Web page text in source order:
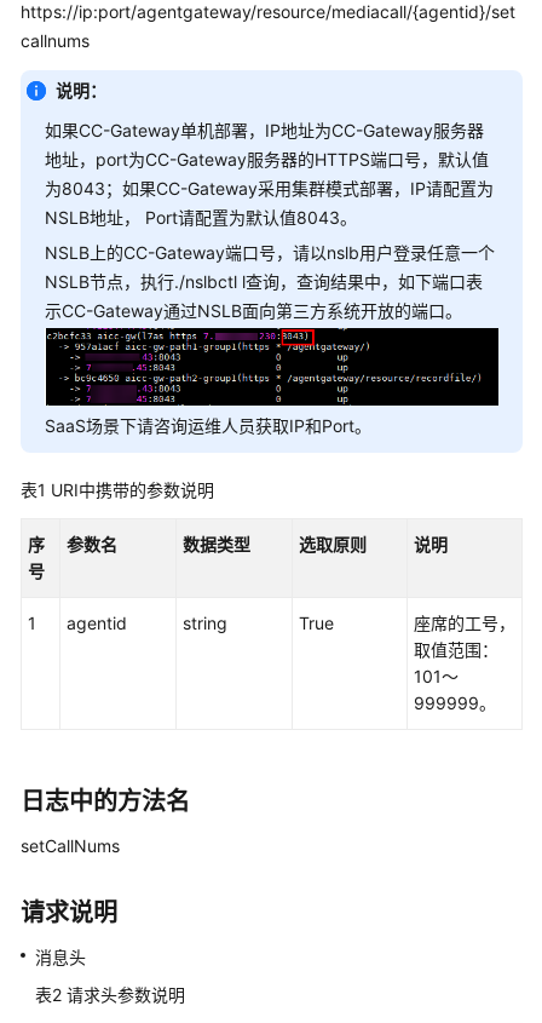
指
格
说
明
开
发
指
南
API
参
考
接
鉴
式
类
接
口
考
（API
Fabric）
座
https://ip:port/agentgateway/resource/mediacall/{agentid}/set
callnums
说明：
如果CC-Gateway单机部署，IP地址为CC-Gateway服务器
地址，port为CC-Gateway服务器的HTTPS端口号，默认值
为8043；如果CC-Gateway采用集群模式部署，IP请配置为
NSLB地址， Port请配置为默认值8043。
NSLB上的CC-Gateway端口号，请以nslb用户登录任意一个
NSLB节点，执行./nslbctl l查询，查询结果中，如下端口表
示CC-Gateway通过NSLB面向第三方系统开放的端口。
SaaS场景下请咨询运维人员获取IP和Port。
表1 URI中携带的参数说明
序
号
参数名 数据类型 选取原则 说明
1 agentid string True
座席的工号，
取值范围：
101～
999999。
日志中的方法名
setCallNums
请求说明
消息头
表2 请求头参数说明